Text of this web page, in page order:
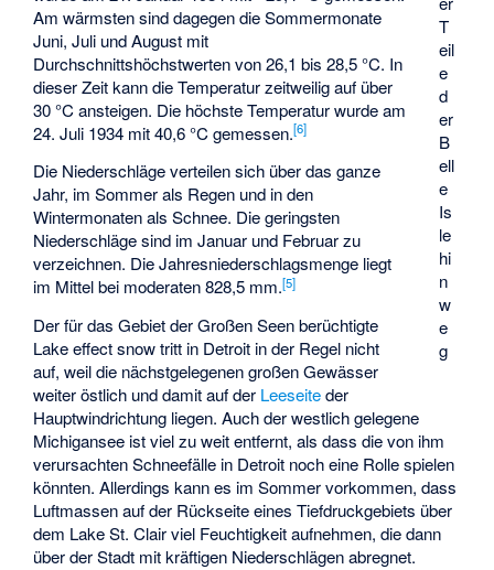
T
eil
e
d
er
B
ell
e
Is
le
hi
n
w
e
g
Am wärmsten sind dagegen die Sommermonate
Juni, Juli und August mit
Durchschnittshöchstwerten von 26,1 bis 28,5 °C. In
dieser Zeit kann die Temperatur zeitweilig auf über
30 °C ansteigen. Die höchste Temperatur wurde am
24. Juli 1934 mit 40,6 °C gemessen.[6]
Die Niederschläge verteilen sich über das ganze
Jahr, im Sommer als Regen und in den
Wintermonaten als Schnee. Die geringsten
Niederschläge sind im Januar und Februar zu
verzeichnen. Die Jahresniederschlagsmenge liegt
im Mittel bei moderaten 828,5 mm.[5]
Der für das Gebiet der Großen Seen berüchtigte
Lake effect snowtritt in Detroit in der Regel nicht
auf, weil die nächstgelegenen großen Gewässer
weiter östlich und damit auf der Leeseiteder
Hauptwindrichtung liegen. Auch der westlich gelegene
Michigansee ist viel zu weit entfernt, als dass die von ihm
verursachten Schneefälle in Detroit noch eine Rolle spielen
könnten. Allerdings kann es im Sommer vorkommen, dass
Luftmassen auf der Rückseite eines Tiefdruckgebiets über
dem Lake St. Clair viel Feuchtigkeit aufnehmen, die dann
über der Stadt mit kräftigen Niederschlägen abregnet.